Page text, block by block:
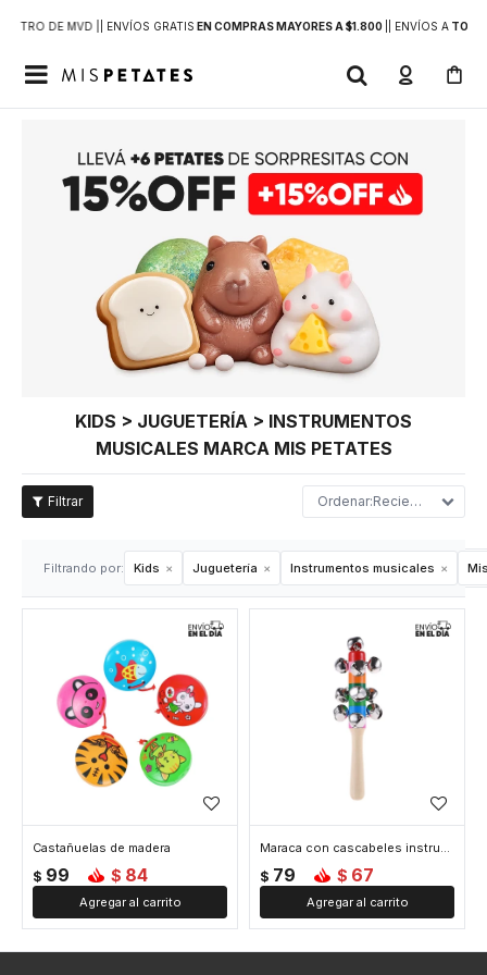
DE MVD | | ENVÍOS GRATIS EN COMPRAS MAYORES A $1.800 | ENVÍOS ATODO

KIDS > JUGUETERÍA > INSTRUMENTOS
MUSICALES MARCA MIS PETATES
Recientes
Filtrando por: Kids Juguetería Instrumentos musicales
Castañuelas de madera
$ 99 $ 84
Maraca con cascabeles instrumento musical
$ 79 $ 67